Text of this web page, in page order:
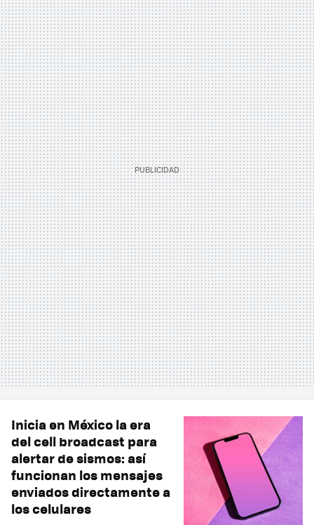
Inicia en México la era
del cell broadcast para
alertar de sismos: así
funcionan los mensajes
enviados directamente a
los celulares